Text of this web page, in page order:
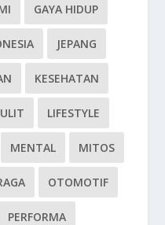
GAYA HIDUP
JEPANG
KESEHATAN
LIFESTYLE
MENTAL MITOS
OTOMOTIF
PERFORMA